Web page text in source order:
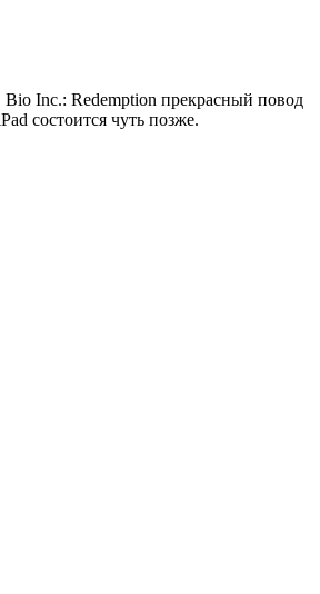
Bio Inc.: Redemption прекрасный повод
состоится чуть позже.